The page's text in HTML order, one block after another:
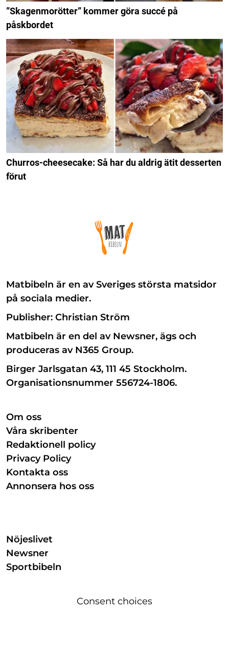
”Skagenmorötter” kommer göra succé på
påskbordet
Churros-cheesecake: Så har du aldrig ätit desserten
förut
Matbibeln är en av Sveriges största matsidor
på sociala medier.
Publisher: Christian Ström
Matbibeln är en del av Newsner, ägs och
produceras av N365 Group.
Birger Jarlsgatan 43, 111 45 Stockholm.
Organisationsnummer 556724-1806.
Om oss
Våra skribenter
Redaktionell policy
Privacy Policy
Kontakta oss
Annonsera hos oss
Nöjeslivet
Newsner
Sportbibeln
Consent choices